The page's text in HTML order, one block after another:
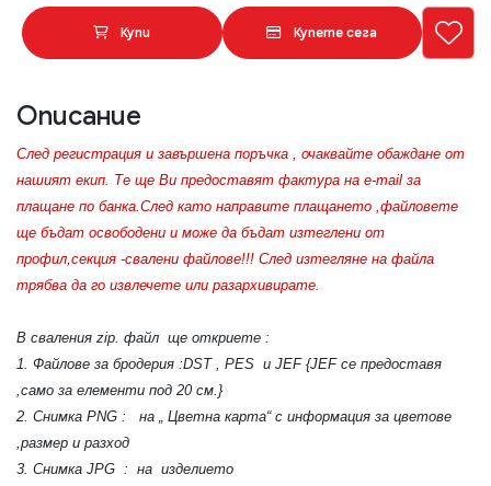
Купи Купете сега
Описание
След регистрация и завършена поръчка , очаквайте обаждане от
нашият екип. Те ще Ви предоставят фактура на e-mail за
плащане по банка.След като направите плащането ,файловете
ще бъдат освободени и може да бъдат изтеглени от
профил,секция -свалени файлове!!! След изтегляне на файла
трябва да го извлечете или разархивирате.
В сваления zip. файл ще откриете :
1. Файлове за бродерия :DST , PES и JEF {JEF се предоставя
,само за елементи под 20 см.}
2. Снимка PNG : на „ Цветна карта“ с информация за цветове
,размер и разход
3. Снимка JPG : на изделието